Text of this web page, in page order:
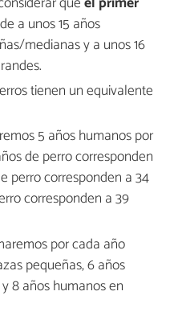
a unos 15 años
medianas y a unos 16
tienen un equivalente
5 años humanos por
de perro corresponden
perro corresponden a 34
corresponden a 39
por cada año
pequeñas, 6 años
8 años humanos en